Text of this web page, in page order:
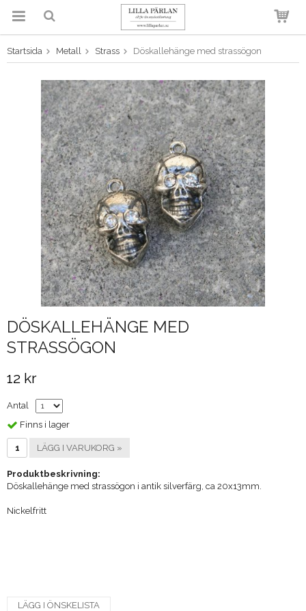
Produkten har blivit tillagd i
varukorgen
Startsida Metall Strass Döskallehänge med strassögon
DÖSKALLEHÄNGE MED
STRASSÖGON
12 kr
Antal
Finns i lager
LÄGG I VARUKORG »
Produktbeskrivning:
Döskallehänge med strassögon i antik silverfärg, ca 20x13mm.
Nickelfritt
LÄGG I ÖNSKELISTA